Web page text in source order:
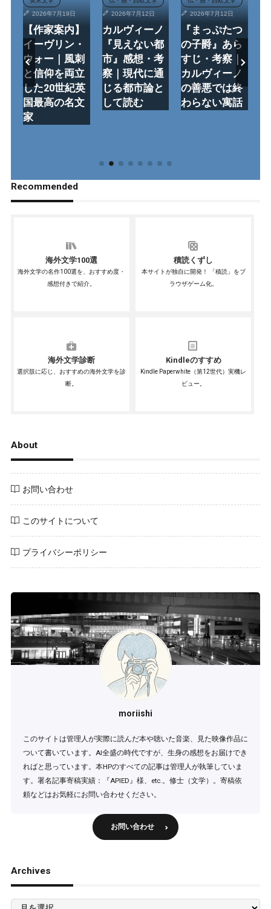
2026年7月19日
【作家案内】
イーヴリン・
ウォー｜風刺
と信仰を両立
した20世紀英
国最高の名文
家
2026年7月12日
カルヴィーノ
『見えない都
市』感想・考
察｜現代に通
じる都市論と
して読む
2026年7月12日
『まっぷたつ
の子爵』あら
すじ・考察｜
カルヴィーノ
の善悪では終
わらない寓話
Recommended
海外文学100選
海外文学の名作100選を、おすすめ度・
感想付きで紹介。
積読くずし
本サイトが独自に開発！ 「積読」をブ
ラウザゲーム化。
海外文学診断
選択肢に応じ、おすすめの海外文学を診
断。
Kindleのすすめ
Kindle Paperwhite（第12世代）実機レ
ビュー。
About
お問い合わせ
このサイトについて
プライバシーポリシー
moriishi
このサイトは管理人が実際に読んだ本や聴いた音楽、見た映像作品に
ついて書いています。AI全盛の時代ですが、生身の感想をお届けでき
ればと思っています。本HPのすべての記事は管理人が執筆していま
す。署名記事寄稿実績：『APIED』様、etc.。修士（文学）。寄稿依
頼などはお気軽にお問い合わせください。
お問い合わせ
Archives
Archives